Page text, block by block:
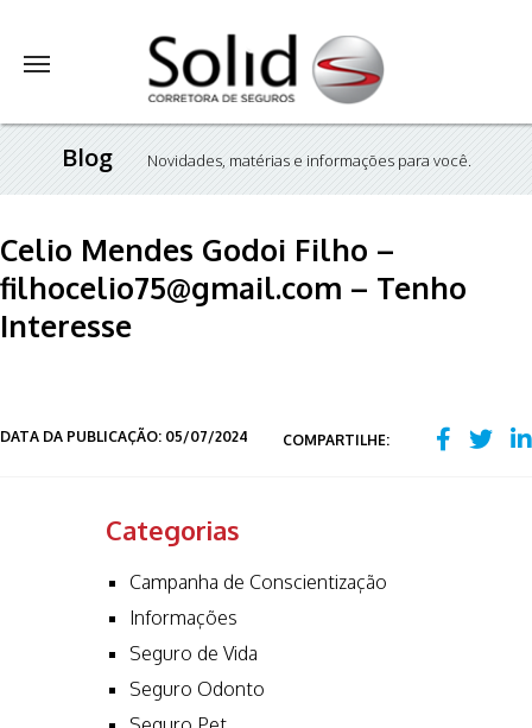
Blog Novidades, matérias e informações para você.
Celio Mendes Godoi Filho –
filhocelio75@gmail.com – Tenho
Interesse
DATA DA PUBLICAÇÃO: 05/07/2024 COMPARTILHE:
Categorias
Campanha de Conscientização
Informações
Seguro de Vida
Seguro Odonto